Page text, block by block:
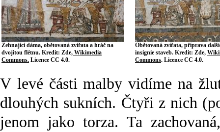
Žehnající dáma, obětovaná zvířata a hráč na
dvojitou flétnu. Kredit: Zde, Wikimedia
Commons. Licence CC 4.0.
Obětovaná zvířata, příprava
insignie staveb. Kredit: Zde,
Commons. Licence CC 4.0.
V levé části malby vidíme na
dlouhých sukních. Čtyři z nich
jenom jako torza. Ta